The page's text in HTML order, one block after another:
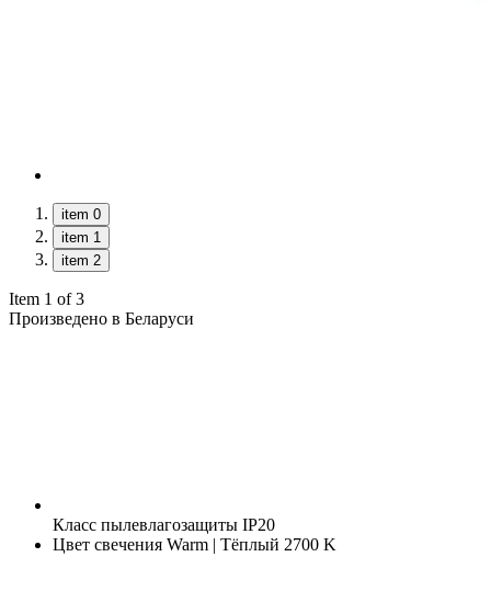
item 0
item 1
item 2
Item 1 of 3
Произведено в Беларуси
Класс пылевлагозащиты IP20
Цвет свечения Warm | Тёплый 2700 K